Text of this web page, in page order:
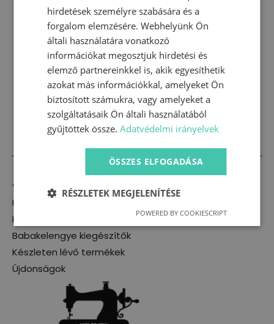
hozzáférés kezeléséhez és más célokra
használjuk, melyeket aAdatkezelési
tájékoztatótartalmaz.
Regisztráció
Termékkategóriák
Kislány
Kisfiú
Babakelengye kiegészítők
Készleten lévő termékek
Újdonságok
hirdetések személyre szabására és a
forgalom elemzésére. Webhelyünk Ön
általi használatára vonatkozó
információkat megosztjuk hirdetési és
elemző partnereinkkel is, akik egyesíthetik
azokat más információkkal, amelyeket Ön
biztosított számukra, vagy amelyeket a
szolgáltatásaik Ön általi használatából
gyűjtöttek össze.Adatvédelmi irányelvek
ÖSSZES ELFOGADÁSA
RÉSZLETEK MEGJELENÍTÉSE
POWERED BY COOKIESCRIPT